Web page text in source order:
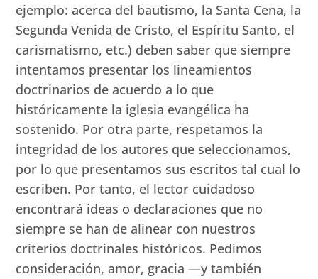
ejemplo: acerca del bautismo, la Santa Cena, la
Segunda Venida de Cristo, el Espíritu Santo, el
carismatismo, etc.) deben saber que siempre
intentamos presentar los lineamientos
doctrinarios de acuerdo a lo que
históricamente la iglesia evangélica ha
sostenido. Por otra parte, respetamos la
integridad de los autores que seleccionamos,
por lo que presentamos sus escritos tal cual lo
escriben. Por tanto, el lector cuidadoso
encontrará ideas o declaraciones que no
siempre se han de alinear con nuestros
criterios doctrinales históricos. Pedimos
consideración, amor, gracia —y también